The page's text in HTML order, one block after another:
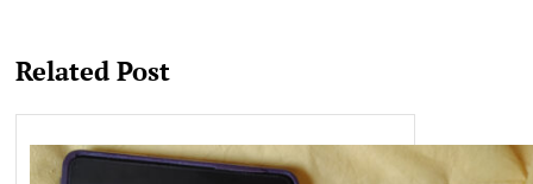
Related Post